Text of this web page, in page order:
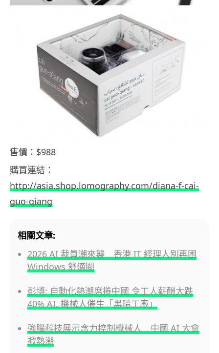
售價：$988
購買連結：
http://asia.shop.lomography.com/diana-f-cai-
guo-qiang
相關文章:
2026 AI 裁員潮來襲 香港 IT 經理人別再困
Windows 舒適圈
彭博: 自動化熱潮席捲中國 令工人薪酬大跌
40% AI, 機械人催生「黑暗工廠」
強腦科技展示念力控制機械人 中國 AI 大會
掀熱潮